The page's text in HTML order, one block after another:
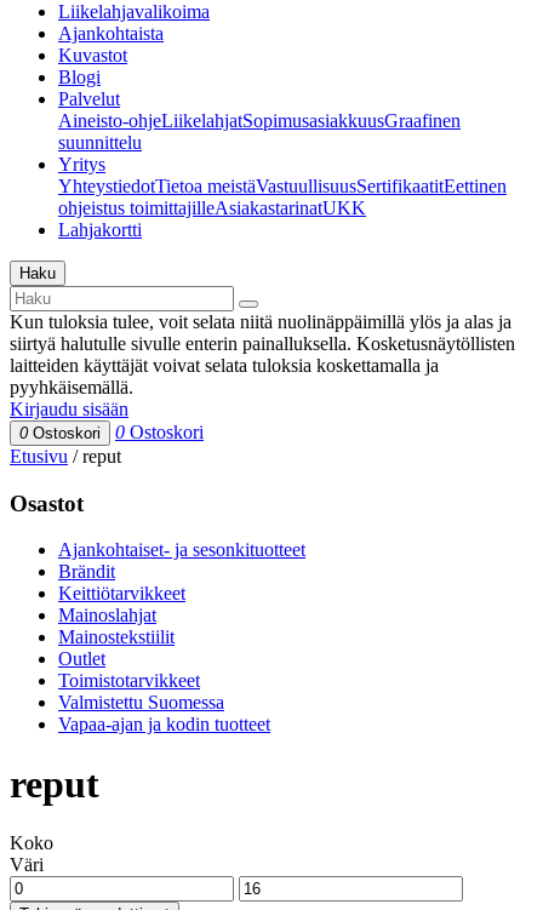
Liikelahjavalikoima
Ajankohtaista
Kuvastot
Blogi
Palvelut
Aineisto-ohjeLiikelahjatSopimusasiakkuusGraafinen
suunnittelu
Yritys
YhteystiedotTietoa meistäVastuullisuusSertifikaatitEettinen
ohjeistus toimittajilleAsiakastarinatUKK
Lahjakortti
Haku
Kun tuloksia tulee, voit selata niitä nuolinäppäimillä ylös ja alas ja
siirtyä halutulle sivulle enterin painalluksella. Kosketusnäytöllisten
laitteiden käyttäjät voivat selata tuloksia koskettamalla ja
pyyhkäisemällä.
Kirjaudu sisään
0 Ostoskori 0 Ostoskori
Etusivu /reput
Osastot
Ajankohtaiset- ja sesonkituotteet
Brändit
Keittiötarvikkeet
Mainoslahjat
Mainostekstiilit
Outlet
Toimistotarvikkeet
Valmistettu Suomessa
Vapaa-ajan ja kodin tuotteet
reput
Koko
Väri